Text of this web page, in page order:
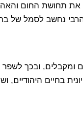
את תחושת החום
הרבי נחשב לסמל של
ומקבלים, ובכך
בחיים היהודיים,